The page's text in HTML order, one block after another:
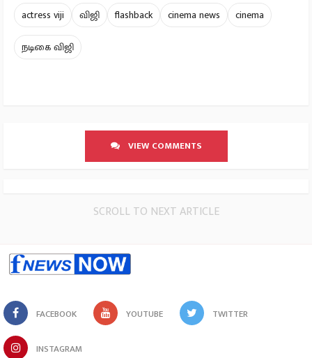
actress viji விஜி flashback cinema news
cinema
நடிகை விஜி
VIEW COMMENTS
SCROLL TO NEXT ARTICLE
FACEBOOK YOUTUBE TWITTER
INSTAGRAM